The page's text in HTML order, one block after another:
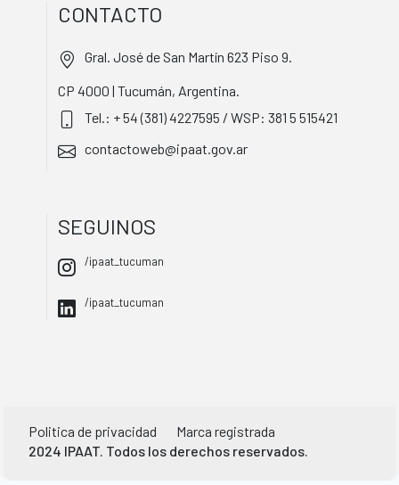
CONTACTO
Gral. José de San Martín 623 Piso 9.
CP 4000 | Tucumán, Argentina.
Tel.: + 54 (381) 4227595 / WSP: 381 5 515421
contactoweb@ipaat.gov.ar
SEGUINOS
/ipaat_tucuman
/ipaat_tucuman
Politica de privacidad
Marca registrada
2024 IPAAT. Todos los derechos reservados.